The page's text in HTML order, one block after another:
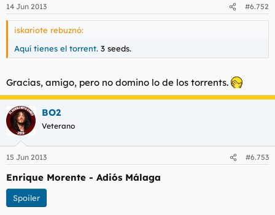
14 Jun 2013 #6.752
iskariote rebuznó:
Aquí tienes el torrent. 3 seeds.
Gracias, amigo, pero no domino lo de los torrents.
BO2
Veterano
15 Jun 2013 #6.753
Enrique Morente - Adiós Málaga
Spoiler